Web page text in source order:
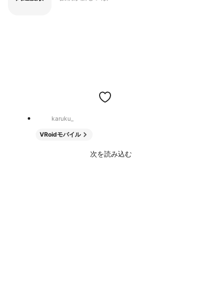
karuku_
VRoidモバイル
次を読み込む